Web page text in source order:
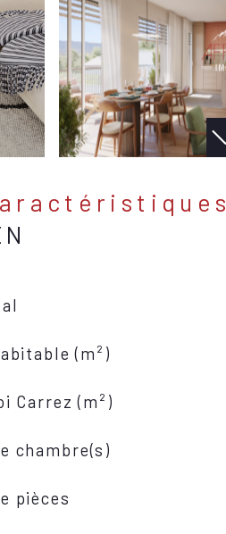
(m²)
Carrez (m²)
chambre(s)
pièces